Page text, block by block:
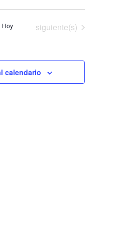
Hoy Eventos
siguiente(s)
calendario